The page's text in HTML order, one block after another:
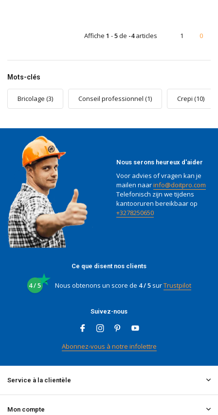
Affiche 1 -5de -4articles 1 0
Mots-clés
Bricolage (3) Conseil professionnel (1) Crepi (10)
Nous serons heureux d'aider
Voor advies of vragen kan je
mailen naarinfo@doitpro.com
Telefonisch zijn we tijdens
kantooruren bereikbaar op
+3278250650
Ce que disent nos clients
4 / 5 Nous obtenons un score de 4 / 5surTrustpilot
Suivez-nous
Abonnez-vous à notre infolettre
Service à la clientèle
Mon compte